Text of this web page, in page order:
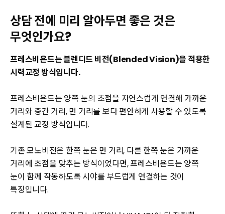
상담 전에 미리 알아두면 좋은 것은
무엇인가요?
프레스비욘드는 블렌디드 비전(Blended Vision)을 적용한
시력교정 방식입니다.
프레스비욘드는 양쪽 눈의 초점을 자연스럽게 연결해 가까운
거리와 중간 거리, 먼 거리를 보다 편안하게 사용할 수 있도록
설계된 교정 방식입니다.
기존 모노비전은 한쪽 눈은 먼 거리, 다른 한쪽 눈은 가까운
거리에 초점을 맞추는 방식이었다면, 프레스비욘드는 양쪽
눈이 함께 작동하도록 시야를 부드럽게 연결하는 것이
특징입니다.